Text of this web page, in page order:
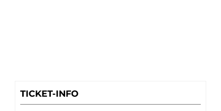
TICKET-INFO